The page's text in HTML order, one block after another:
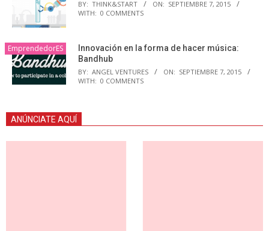
BY: THINK&START ON: SEPTIEMBRE 7, 2015
WITH: 0 COMMENTS
EmprendedorES
Innovación en la forma de hacer música:
Bandhub
BY: ANGEL VENTURES ON: SEPTIEMBRE 7, 2015
WITH: 0 COMMENTS
ANÚNCIATE AQUÍ